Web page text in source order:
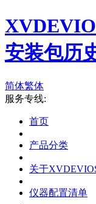
安装包历
简体繁体
服务专线:
首页
产品分类
关于
仪器配置清单